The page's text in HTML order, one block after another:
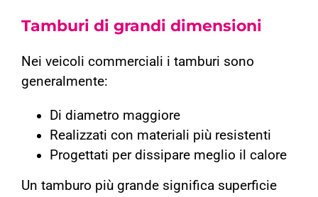
Tamburi di grandi dimensioni
Nei veicoli commerciali i tamburi sono
generalmente:
Di diametro maggiore
Realizzati con materiali più resistenti
Progettati per dissipare meglio il calore
Un tamburo più grande significa superficie